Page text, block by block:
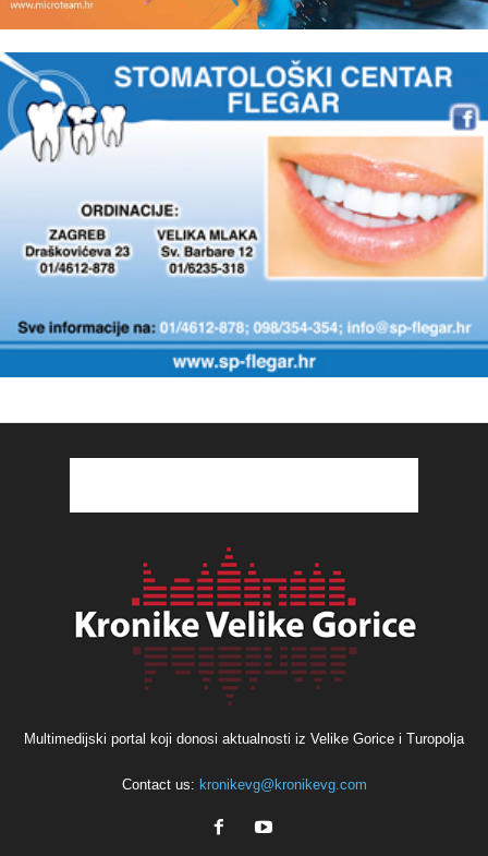
Multimedijski portal koji donosi aktualnosti iz Velike Gorice i Turopolja
Contact us: kronikevg@kronikevg.com